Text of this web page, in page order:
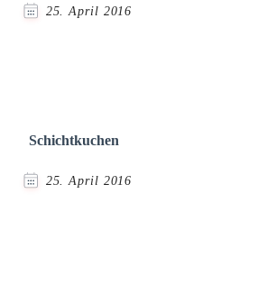
25. April 2016
Schichtkuchen
25. April 2016